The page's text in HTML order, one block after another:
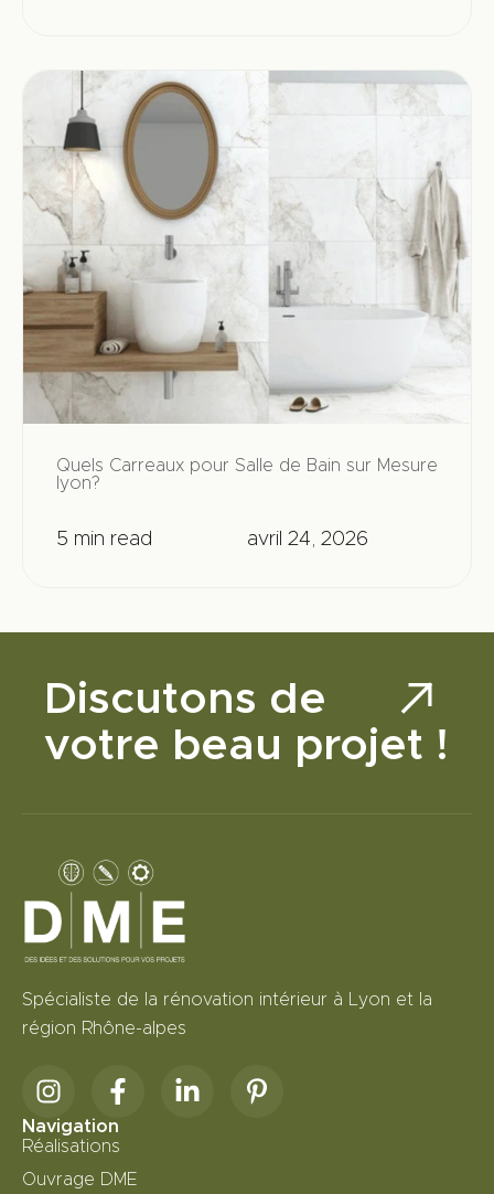
Quels Carreaux pour Salle de Bain sur Mesure
lyon?
5 min read avril 24, 2026
Discutons de
votre beau projet !
Spécialiste de la rénovation intérieur à Lyon et la
région Rhône-alpes
Navigation
Réalisations
Ouvrage DME